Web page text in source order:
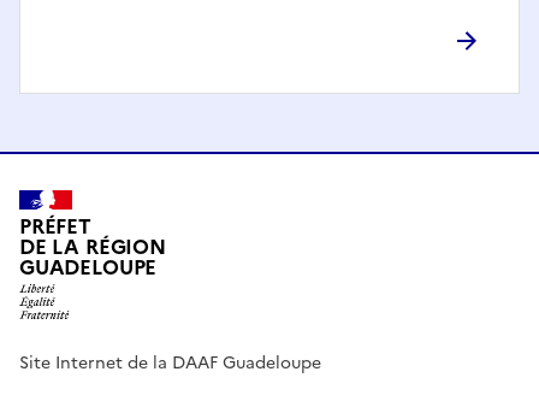
PRÉFET
DE LA RÉGION
GUADELOUPE
Site Internet de la DAAF Guadeloupe